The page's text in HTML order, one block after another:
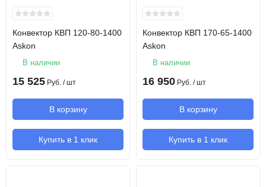
Конвектор КВП 120-80-1400
Askon
В наличии
15 525 Руб. / шт
В корзину
Купить в 1 клик
Конвектор КВП 170-65-1400
Askon
В наличии
16 950 Руб. / шт
В корзину
Купить в 1 клик